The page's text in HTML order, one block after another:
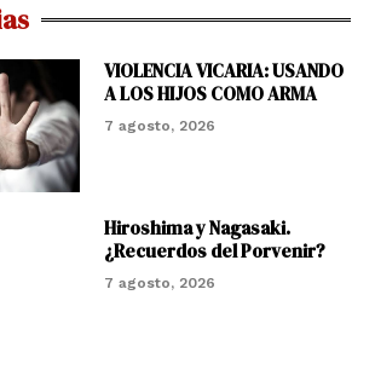
VIOLENCIA VICARIA: USANDO
A LOS HIJOS COMO ARMA
7 agosto, 2026
Hiroshima y Nagasaki.
¿Recuerdos del Porvenir?
7 agosto, 2026